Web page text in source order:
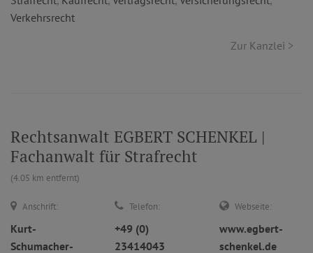
Verkehrsrecht
Zur Kanzlei >
Rechtsanwalt EGBERT SCHENKEL |
Fachanwalt für Strafrecht
(4.05 km entfernt)
Anschrift:
Kurt-
Schumacher-
Telefon:
+49 (0)
23414043
Webseite:
www.egbert-
schenkel.de